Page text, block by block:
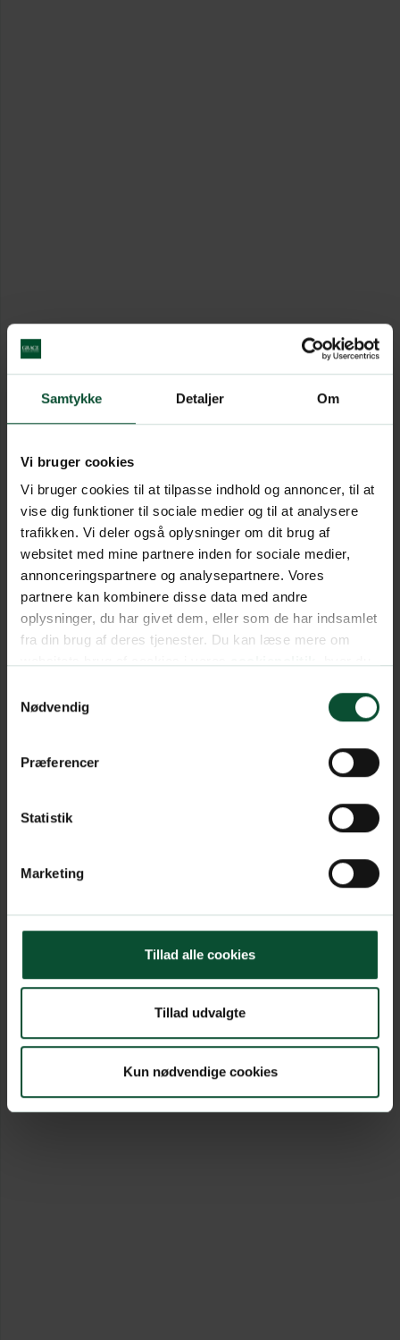
Samtykke Detaljer Om
Vi bruger cookies
Vi bruger cookies til at tilpasse indhold og annoncer, til at
vise dig funktioner til sociale medier og til at analysere
trafikken. Vi deler også oplysninger om dit brug af
websitet med mine partnere inden for sociale medier,
annonceringspartnere og analysepartnere. Vores
partnere kan kombinere disse data med andre
oplysninger, du har givet dem, eller som de har indsamlet
fra din brug af deres tjenester. Du kan læse mere om
Nødvendig
Præferencer
Statistik
Marketing
Tillad alle cookies
Tillad udvalgte
Kun nødvendige cookies